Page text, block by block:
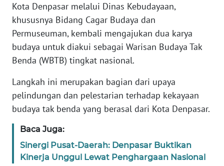
Kota Denpasar melalui Dinas Kebudayaan,
khususnya Bidang Cagar Budaya dan
Permuseuman, kembali mengajukan dua karya
budaya untuk diakui sebagai Warisan Budaya Tak
Benda (WBTB) tingkat nasional.
Langkah ini merupakan bagian dari upaya
pelindungan dan pelestarian terhadap kekayaan
budaya tak benda yang berasal dari Kota Denpasar.
Baca Juga:
Sinergi Pusat-Daerah: Denpasar Buktikan
Kinerja Unggul Lewat Penghargaan Nasional
KARIR
DISCLAIMER
Wahana
News
Regional
WN
SUMUT